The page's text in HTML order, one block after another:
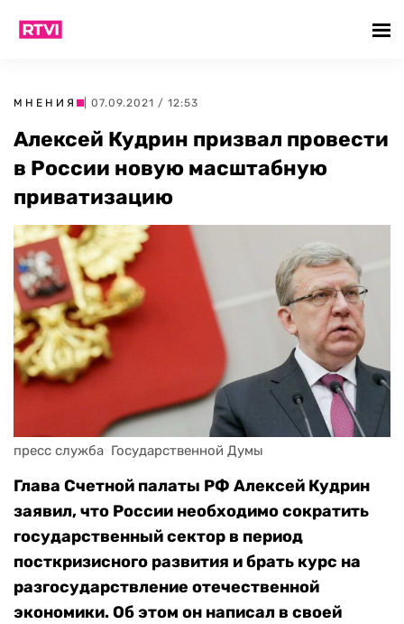
МНЕНИЯ | 07.09.2021 / 12:53
Алексей Кудрин призвал провести
в России новую масштабную
приватизацию
пресс служба  Государственной Думы
Глава Счетной палаты РФ Алексей Кудрин
заявил, что России необходимо сократить
государственный сектор в период
посткризисного развития и брать курс на
разгосударствление отечественной
экономики. Об этом он написал в своей